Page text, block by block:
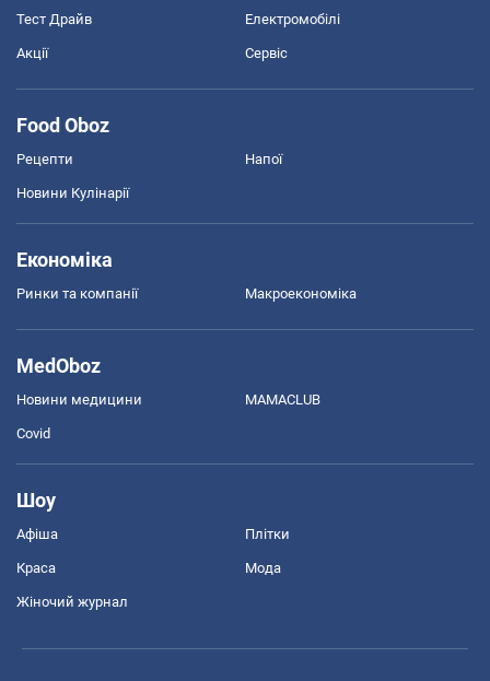
Тест Драйв Електромобілі
Акції Сервіс
Food Oboz
Рецепти Напої
Новини Кулінарії
Економіка
Ринки та компанії Макроекономіка
MedOboz
Новини медицини MAMACLUB
Covid
Шоу
Афіша Плітки
Краса Мода
Жіночий журнал